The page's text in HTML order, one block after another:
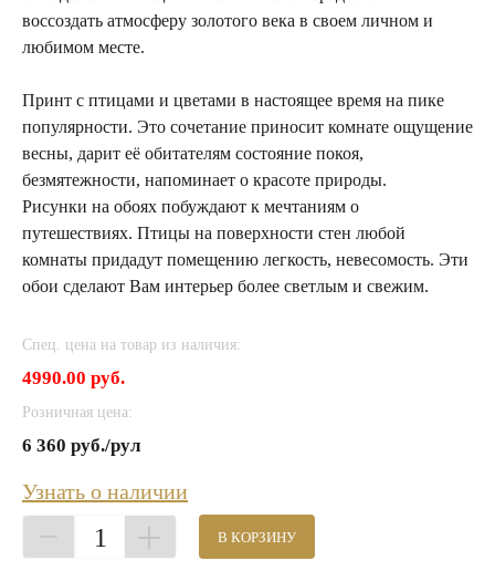
воссоздать атмосферу золотого века в своем личном и
любимом месте.
Принт с птицами и цветами в настоящее время на пике
популярности. Это сочетание приносит комнате ощущение
весны, дарит её обитателям состояние покоя,
безмятежности, напоминает о красоте природы.
Рисунки на обоях побуждают к мечтаниям о
путешествиях. Птицы на поверхности стен любой
комнаты придадут помещению легкость, невесомость. Эти
обои сделают Вам интерьер более светлым и свежим.
Спец. цена на товар из наличия:
4990.00 руб.
Розничная цена:
6 360 руб./рул
Узнать о наличии
1 В КОРЗИНУ